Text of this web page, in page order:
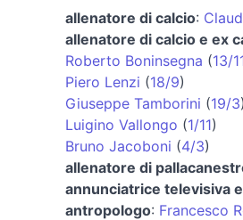
allenatore di calcio:
allenatore di calcio e ex
Roberto Boninsegna (13/
Piero Lenzi (18/9)
Giuseppe Tamborini (19/3)
Luigino Vallongo (1/11)
Bruno Jacoboni (4/3)
allenatore di
annunciatrice televisiva
antropologo: Francesco